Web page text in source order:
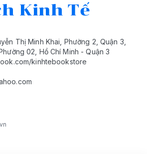
Kinh Tế
Thị Minh Khai, Phường 2, Quận 3,
02, Hồ Chí Minh - Quận 3
kinhtebookstore